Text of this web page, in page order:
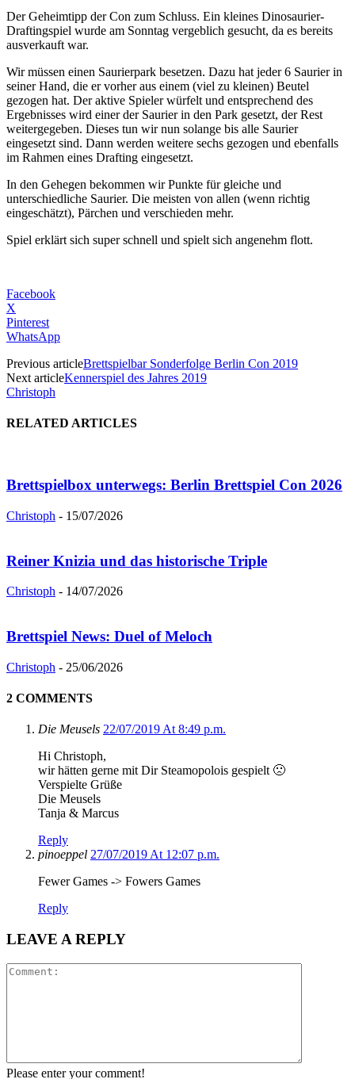
Der Geheimtipp der Con zum Schluss. Ein kleines Dinosaurier-
Draftingspiel wurde am Sonntag vergeblich gesucht, da es bereits
ausverkauft war.
Wir müssen einen Saurierpark besetzen. Dazu hat jeder 6 Saurier in
seiner Hand, die er vorher aus einem (viel zu kleinen) Beutel
gezogen hat. Der aktive Spieler würfelt und entsprechend des
Ergebnisses wird einer der Saurier in den Park gesetzt, der Rest
weitergegeben. Dieses tun wir nun solange bis alle Saurier
eingesetzt sind. Dann werden weitere sechs gezogen und ebenfalls
im Rahmen eines Drafting eingesetzt.
In den Gehegen bekommen wir Punkte für gleiche und
unterschiedliche Saurier. Die meisten von allen (wenn richtig
eingeschätzt), Pärchen und verschieden mehr.
Spiel erklärt sich super schnell und spielt sich angenehm flott.
Facebook
X
Pinterest
WhatsApp
Previous articleBrettspielbar Sonderfolge Berlin Con 2019
Next articleKennerspiel des Jahres 2019
Christoph
RELATED ARTICLES
Brettspielbox unterwegs: Berlin Brettspiel Con 2026
Christoph - 15/07/2026
Reiner Knizia und das historische Triple
Christoph - 14/07/2026
Brettspiel News: Duel of Meloch
Christoph - 25/06/2026
2 COMMENTS
Die Meusels 22/07/2019 At 8:49 p.m.
Hi Christoph,
wir hätten gerne mit Dir Steamopolois gespielt 🙁
Verspielte Grüße
Die Meusels
Tanja & Marcus
Reply
pinoeppel 27/07/2019 At 12:07 p.m.
Fewer Games -> Fowers Games
Reply
LEAVE A REPLY
Please enter your comment!